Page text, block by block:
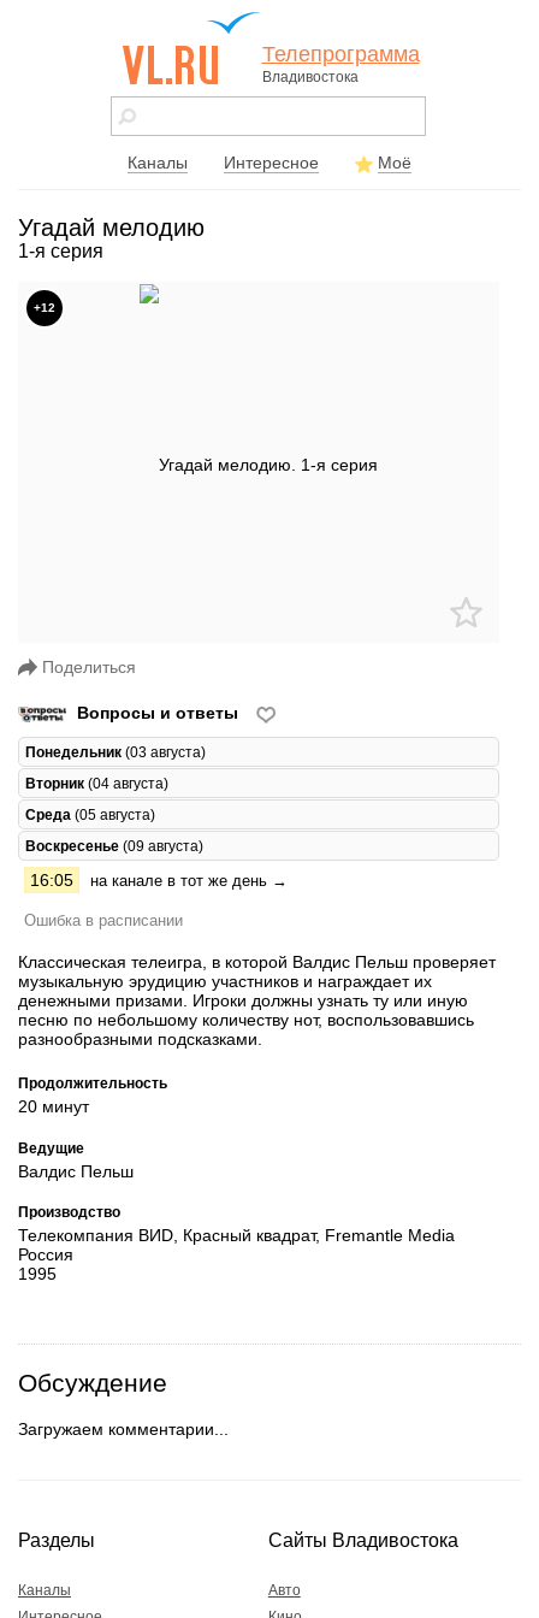
vl.ru - сайт
города
Телепрограмма
Владивостока
Каналы Интересное Моё
Угадай мелодию
1-я серия
+12
Поделиться
Вопросы и ответы
Понедельник (03 августа)
Вторник (04 августа)
Среда (05 августа)
Воскресенье (09 августа)
16:05 на канале в тот же день →
Ошибка в расписании
Классическая телеигра, в которой Валдис Пельш проверяет
музыкальную эрудицию участников и награждает их
денежными призами. Игроки должны узнать ту или иную
песню по небольшому количеству нот, воспользовавшись
разнообразными подсказками.
Продолжительность
20 минут
Ведущие
Валдис Пельш
Производство
Телекомпания ВИD, Красный квадрат, Fremantle Media
Россия
1995
Обсуждение
Загружаем комментарии...
Разделы
Каналы
Сайты Владивостока
Авто